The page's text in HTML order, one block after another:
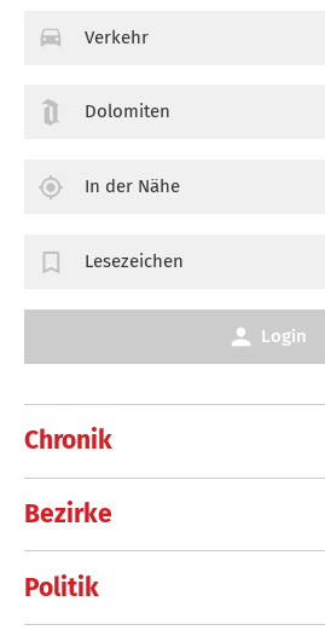
Chronik
Bezirke
Politik
Verkehr
Dolomiten
In der Nähe
Lesezeichen
Login